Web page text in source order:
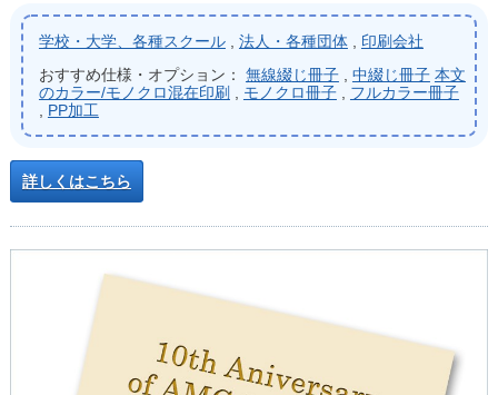
学校・大学、各種スクール, 法人・各種団体, 印刷会社
おすすめ仕様・オプション： 無線綴じ冊子, 中綴じ冊子 本文
のカラー/モノクロ混在印刷 , モノクロ冊子, フルカラー冊子
, PP加工
詳しくはこちら